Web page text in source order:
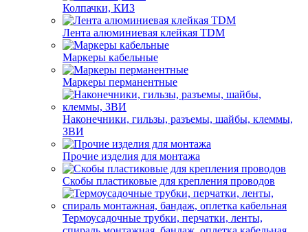
Колпачки, КИЗ
Лента алюминиевая клейкая TDM
Маркеры кабельные
Маркеры перманентные
Наконечники, гильзы, разъемы, шайбы, клеммы,
ЗВИ
Прочие изделия для монтажа
Скобы пластиковые для крепления проводов
Термоусадочные трубки, перчатки, ленты,